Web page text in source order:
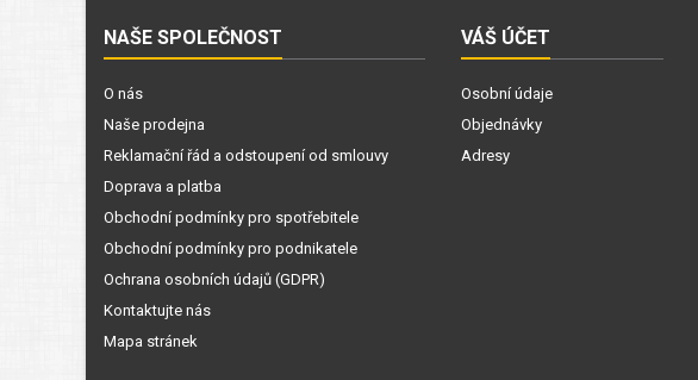
NAŠE SPOLEČNOST
O nás
Naše prodejna
Reklamační řád a odstoupení od smlouvy
Doprava a platba
Obchodní podmínky pro spotřebitele
Obchodní podmínky pro podnikatele
Ochrana osobních údajů (GDPR)
Kontaktujte nás
Mapa stránek
VÁŠ ÚČET
Osobní údaje
Objednávky
Adresy